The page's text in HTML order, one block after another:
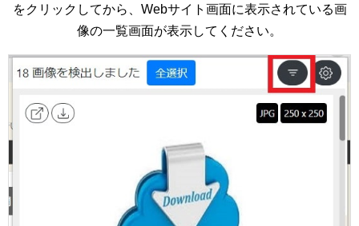
をクリックしてから、Webサイト画面に表示されている画
像の一覧画面が表示してください。